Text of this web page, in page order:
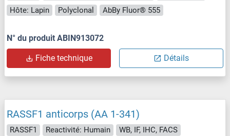
Hôte: Lapin
Polyclonal AbBy Fluor® 555
N° du produit ABIN913072
Fiche technique Détails
RASSF1 anticorps (AA 1-341)
RASSF1 Reactivité: Humain
WB, IF, IHC, FACS